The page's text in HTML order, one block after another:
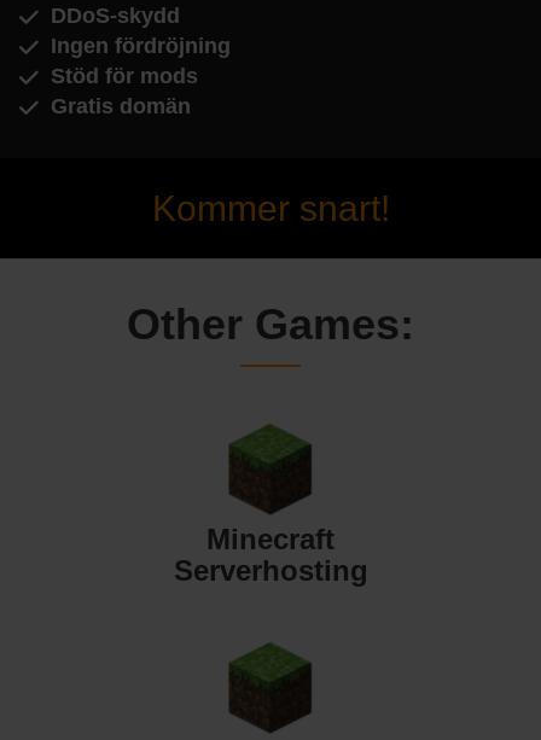
DDoS-skydd
Ingen fördröjning
Stöd för mods
Gratis domän
Kommer snart!
Other Games:
Minecraft
Serverhosting